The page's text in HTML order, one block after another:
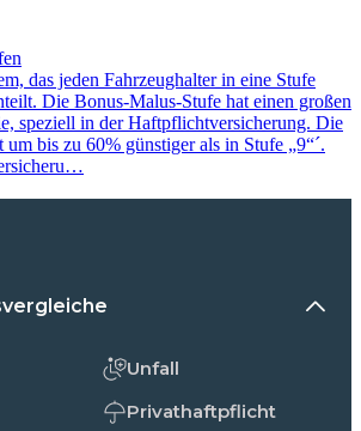
das jeden Fahrzeughalter in eine Stufe
Die Bonus-Malus-Stufe hat einen großen
speziell in der Haftpflichtversicherung. Die
um bis zu 60% günstiger als in Stufe „9“´.
Unfall
Privathaftpflicht